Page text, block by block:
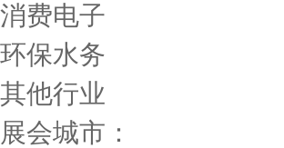
消费电子
环保水务
其他行业
展会城市：